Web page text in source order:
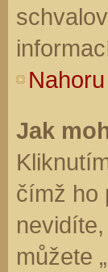
Nahoru
Jak
čímž ho
můžete